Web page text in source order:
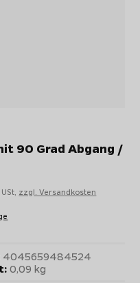
90 Grad Abgang /
zzgl. Versandkosten
4045659484524
0,09 kg